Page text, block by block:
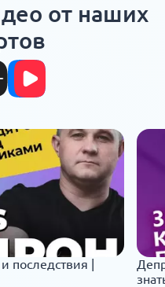
от наших
|